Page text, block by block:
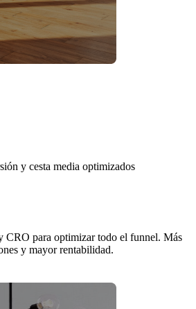
y cesta media optimizados
CRO para optimizar todo el funnel. Más
y mayor rentabilidad.